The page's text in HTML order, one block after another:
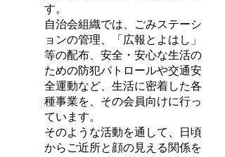
す。
自治会組織では、ごみステーシ
ョンの管理、「広報とよはし」
等の配布、安全・安心な生活の
ための防犯パトロールや交通安
全運動など、生活に密着した各
種事業を、その会員向けに行っ
ています。
そのような活動を通して、日頃
からご近所と顔の見える関係を